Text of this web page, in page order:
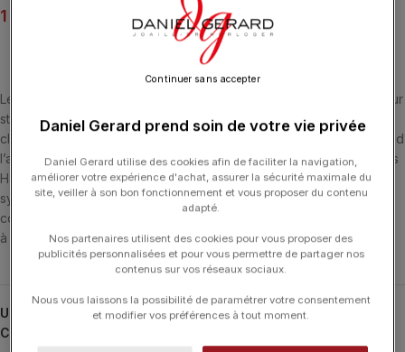
1 895.00
Le cœur de nos montres balance entre Los Angeles et Biarritz. Leur
style entre les châteaux de Mansart et le château Marmont, entre
classicisme et modernité. Cette montre de forme de 34 mm reprend
l’architecture octogonale de la place Vendôme dessinée par Jules
Hardouin-Mansart, architecte du Roi Soleil. Noblesse, majesté,
symétrie et équilibre des formes… La MANSART en est l’hommage
contemporain. Terriblement classique, et délicieusement moderne
à la fois.
UGS :
MANSARTAWTS710
Catégories :
Daniel Gerard prend soin de votre vie privée
Daniel Gerard utilise des cookies afin de faciliter la navigation,
améliorer votre expérience d'achat, assurer la sécurité maximale du
site, veiller à son bon fonctionnement et vous proposer du contenu
adapté.
Nos partenaires utilisent des cookies pour vous proposer des
publicités personnalisées et pour vous permettre de partager nos
contenus sur vos réseaux sociaux.
Nous vous laissons la possibilité de paramétrer votre consentement
et modifier vos préférences à tout moment.
Continuer sans accepter